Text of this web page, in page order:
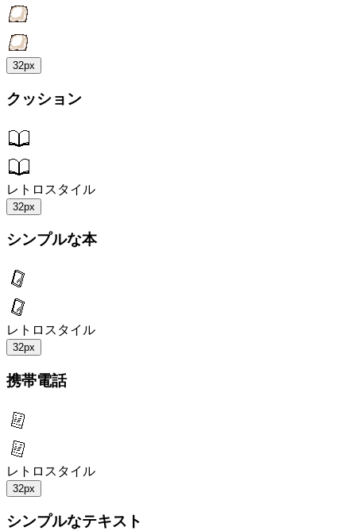
32px
クッション
レトロスタイル
32px
シンプルな本
レトロスタイル
32px
携帯電話
レトロスタイル
32px
シンプルなテキスト